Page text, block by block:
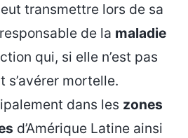
transmettre lors de sa
de la maladie
qui, si elle n’est pas
s’avérer mortelle.
dans les zones
d’Amérique Latine ainsi